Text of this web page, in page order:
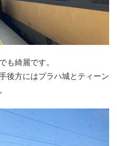
も綺麗です。
後方にはプラハ城とティーン